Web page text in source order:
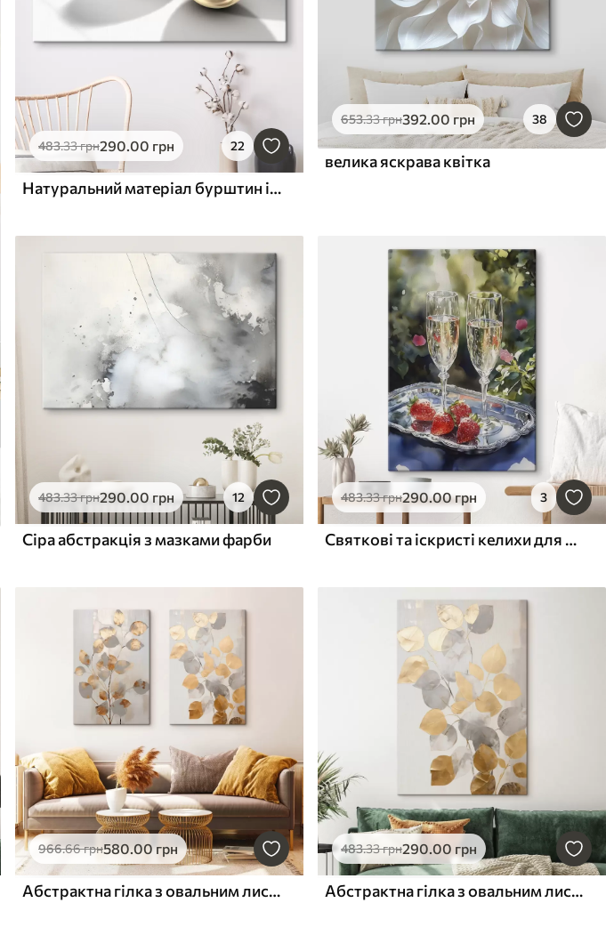
483.33грн290.00 грн 22
Натуральний матеріал бурштин і срібло
653.33грн392.00 грн 38
велика яскрава квітка
483.33грн290.00 грн 12
Сіра абстракція з мазками фарби
483.33грн290.00грн 3
Святкові та іскристі келихи для шампанського з полуницею на підносі
966.66грн580.00грн
Абстрактна гілка з овальним листям у відтінках сірого та жовтого, фактурна картина
483.33грн290.00 грн
Абстрактна гілка з овальним листям у відтінках сірого та жовтого, фактурна картина